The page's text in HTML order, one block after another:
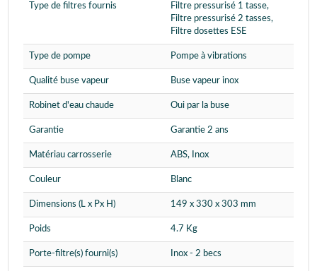
Type de filtres fournis
Filtre pressurisé 1 tasse,
Filtre pressurisé 2 tasses,
Filtre dosettes ESE
Type de pompe Pompe à vibrations
Qualité buse vapeur Buse vapeur inox
Robinet d'eau chaude Oui par la buse
Garantie Garantie 2 ans
Matériau carrosserie ABS, Inox
Couleur Blanc
Dimensions (L x Px H) 149 x 330 x 303 mm
Poids 4.7 Kg
Porte-filtre(s) fourni(s) Inox - 2 becs